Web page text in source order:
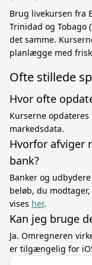
Brug livekursen fra
Trinidad og Tobago
det samme.
planlægge med
Ofte stillede
Hvor ofte
Kurserne
markedsdata.
Hvorfor afviger
bank?
Banker og
beløb, du
vises her.
Kan jeg bruge
Ja. Omregneren
er tilgængelig for